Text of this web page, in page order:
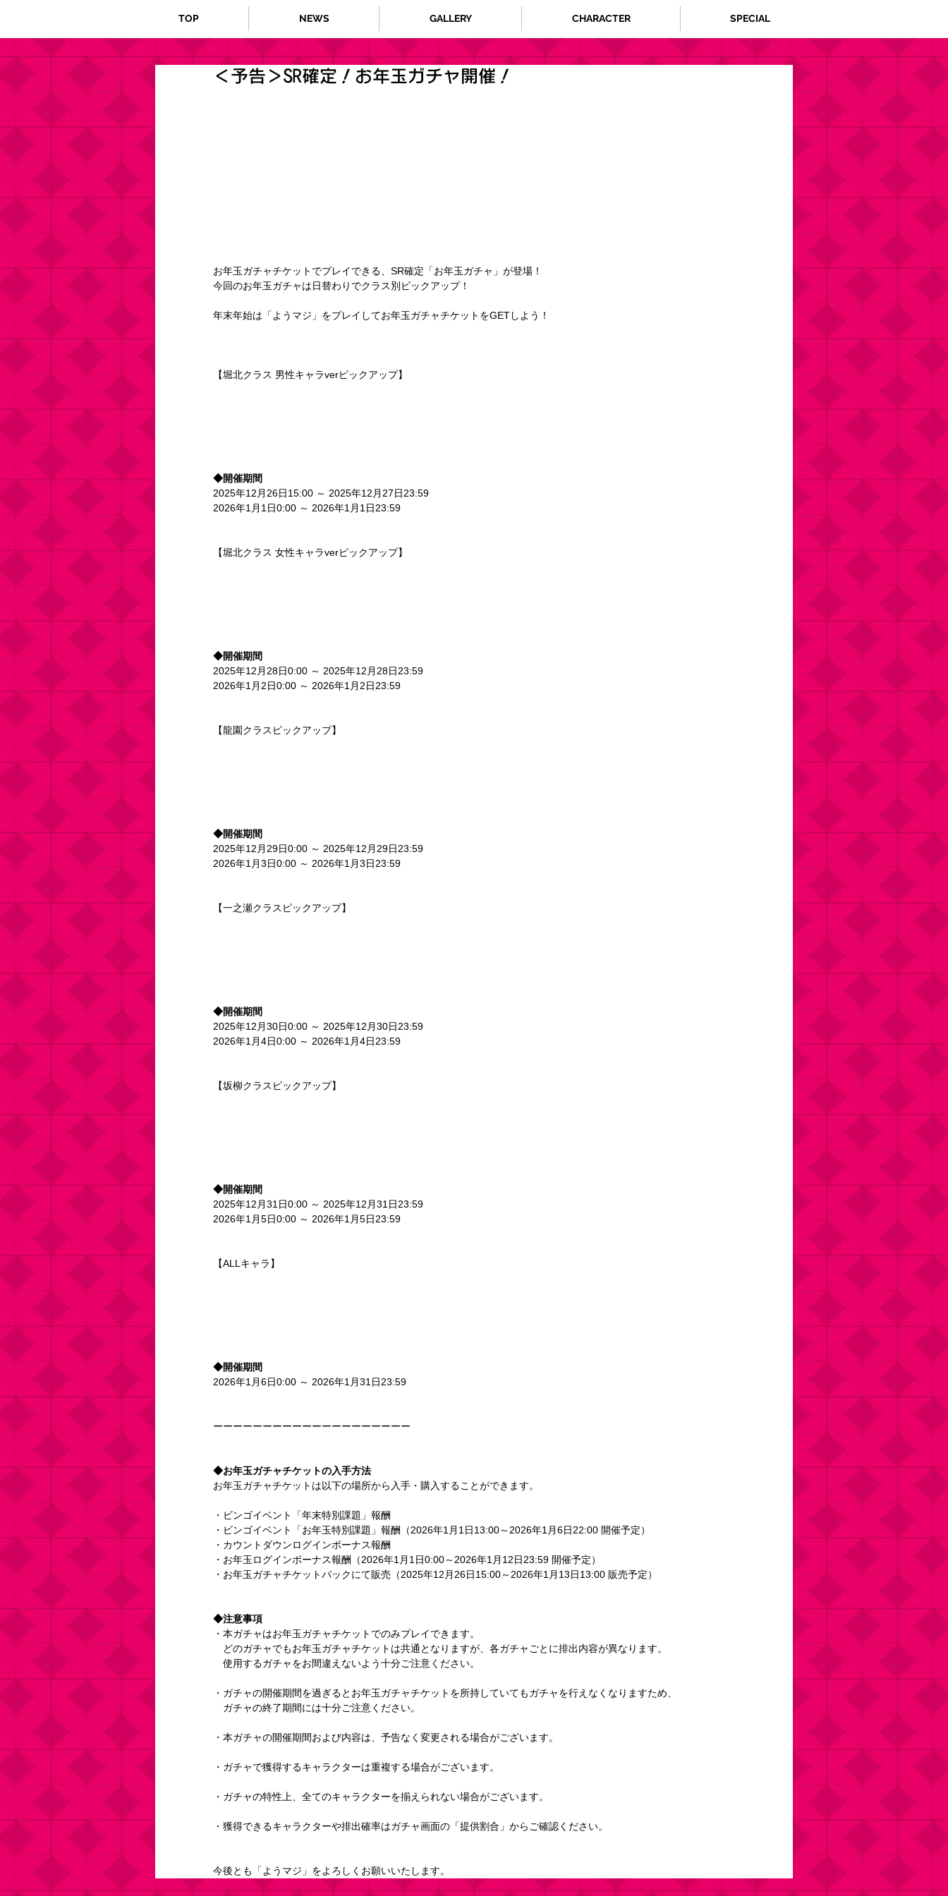
TOP NEWS GALLERY CHARACTER SPECIAL
＜予告＞SR確定！お年玉ガチャ開催！
お年玉ガチャチケットでプレイできる、SR確定「お年玉ガチャ」が登場！
今回のお年玉ガチャは日替わりでクラス別ピックアップ！
年末年始は「ようマジ」をプレイしてお年玉ガチャチケットをGETしよう！
【堀北クラス 男性キャラverピックアップ】
◆開催期間
2025年12月26日15:00 ～ 2025年12月27日23:59
2026年1月1日0:00 ～ 2026年1月1日23:59
【堀北クラス 女性キャラverピックアップ】
◆開催期間
2025年12月28日0:00 ～ 2025年12月28日23:59
2026年1月2日0:00 ～ 2026年1月2日23:59
【龍園クラスピックアップ】
◆開催期間
2025年12月29日0:00 ～ 2025年12月29日23:59
2026年1月3日0:00 ～ 2026年1月3日23:59
【一之瀬クラスピックアップ】
◆開催期間
2025年12月30日0:00 ～ 2025年12月30日23:59
2026年1月4日0:00 ～ 2026年1月4日23:59
【坂柳クラスピックアップ】
◆開催期間
2025年12月31日0:00 ～ 2025年12月31日23:59
2026年1月5日0:00 ～ 2026年1月5日23:59
【ALLキャラ】
◆開催期間
2026年1月6日0:00 ～ 2026年1月31日23:59
ーーーーーーーーーーーーーーーーーーーー
◆お年玉ガチャチケットの入手方法
お年玉ガチャチケットは以下の場所から入手・購入することができます。
・ビンゴイベント「年末特別課題」報酬
・ビンゴイベント「お年玉特別課題」報酬（2026年1月1日13:00～2026年1月6日22:00 開催予定）
・カウントダウンログインボーナス報酬
・お年玉ログインボーナス報酬（2026年1月1日0:00～2026年1月12日23:59 開催予定）
・お年玉ガチャチケットパックにて販売（2025年12月26日15:00～2026年1月13日13:00 販売予定）
◆注意事項
・本ガチャはお年玉ガチャチケットでのみプレイできます。
どのガチャでもお年玉ガチャチケットは共通となりますが、各ガチャごとに排出内容が異なります。
使用するガチャをお間違えないよう十分ご注意ください。
・ガチャの開催期間を過ぎるとお年玉ガチャチケットを所持していてもガチャを行えなくなりますため、
ガチャの終了期間には十分ご注意ください。
・本ガチャの開催期間および内容は、予告なく変更される場合がございます。
・ガチャで獲得するキャラクターは重複する場合がございます。
・ガチャの特性上、全てのキャラクターを揃えられない場合がございます。
・獲得できるキャラクターや排出確率はガチャ画面の「提供割合」からご確認ください。
今後とも「ようマジ」をよろしくお願いいたします。